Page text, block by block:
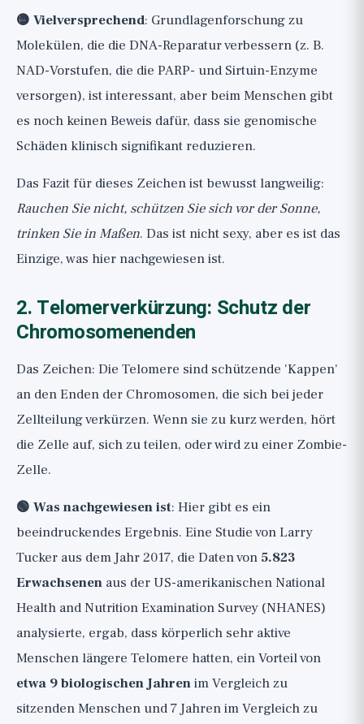
🟡 Vielversprechend: Grundlagenforschung zu
Molekülen, die die DNA-Reparatur verbessern (z. B.
NAD-Vorstufen, die die PARP- und Sirtuin-Enzyme
versorgen), ist interessant, aber beim Menschen gibt
es noch keinen Beweis dafür, dass sie genomische
Schäden klinisch signifikant reduzieren.
Das Fazit für dieses Zeichen ist bewusst langweilig:
Rauchen Sie nicht, schützen Sie sich vor der Sonne,
trinken Sie in Maßen. Das ist nicht sexy, aber es ist das
Einzige, was hier nachgewiesen ist.
2. Telomerverkürzung: Schutz der
Chromosomenenden
Das Zeichen: Die Telomere sind schützende 'Kappen'
an den Enden der Chromosomen, die sich bei jeder
Zellteilung verkürzen. Wenn sie zu kurz werden, hört
die Zelle auf, sich zu teilen, oder wird zu einer Zombie-
Zelle.
🟢 Was nachgewiesen ist: Hier gibt es ein
beeindruckendes Ergebnis. Eine Studie von Larry
Tucker aus dem Jahr 2017, die Daten von 5.823
Erwachsenen aus der US-amerikanischen National
Health and Nutrition Examination Survey (NHANES)
analysierte, ergab, dass körperlich sehr aktive
Menschen längere Telomere hatten, ein Vorteil von
etwa 9 biologischen Jahrenim Vergleich zu
sitzenden Menschen und 7 Jahren im Vergleich zu